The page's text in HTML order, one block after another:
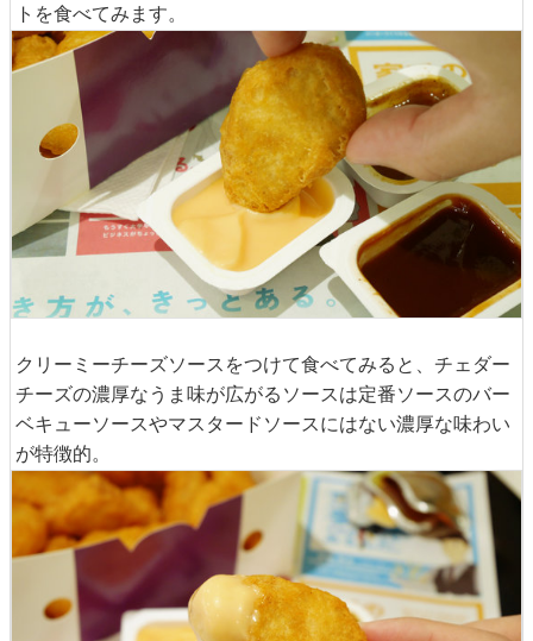
トを食べてみます。
クリーミーチーズソースをつけて食べてみると、チェダー
チーズの濃厚なうま味が広がるソースは定番ソースのバー
ベキューソースやマスタードソースにはない濃厚な味わい
が特徴的。